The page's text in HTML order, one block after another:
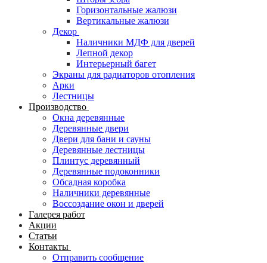
Горизонтальные жалюзи
Вертикальные жалюзи
Декор
Наличники МДФ для дверей
Лепной декор
Интерьерный багет
Экраны для радиаторов отопления
Арки
Лестницы
Производство
Окна деревянные
Деревянные двери
Двери для бани и сауны
Деревянные лестницы
Плинтус деревянный
Деревянные подоконники
Обсадная коробка
Наличники деревянные
Воссоздание окон и дверей
Галерея работ
Акции
Статьи
Контакты
Отправить сообщение